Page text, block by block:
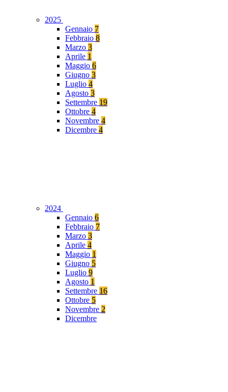
2025
Gennaio 7
Febbraio 8
Marzo 3
Aprile 1
Maggio 6
Giugno 3
Luglio 4
Agosto 3
Settembre 19
Ottobre 4
Novembre 4
Dicembre 4
2024
Gennaio 6
Febbraio 7
Marzo 3
Aprile 4
Maggio 1
Giugno 5
Luglio 9
Agosto 1
Settembre 16
Ottobre 5
Novembre 2
Dicembre